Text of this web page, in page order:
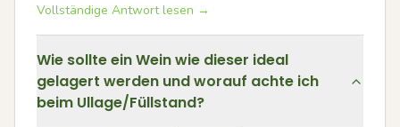
Vollständige Antwort lesen →
Wie sollte ein Wein wie dieser ideal
gelagert werden und worauf achte ich
beim Ullage/Füllstand?